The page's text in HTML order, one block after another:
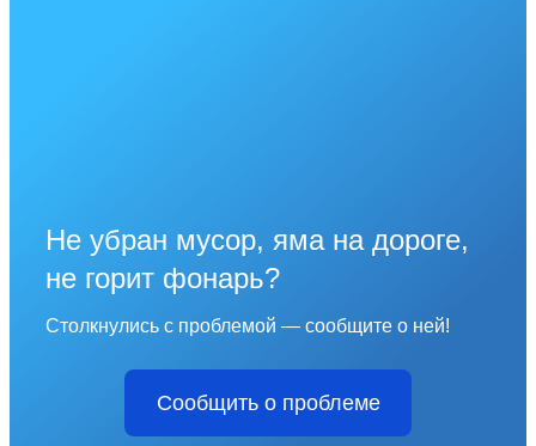
Не убран мусор, яма на дороге,
не горит фонарь?
Столкнулись с проблемой — сообщите о ней!
Сообщить о проблеме